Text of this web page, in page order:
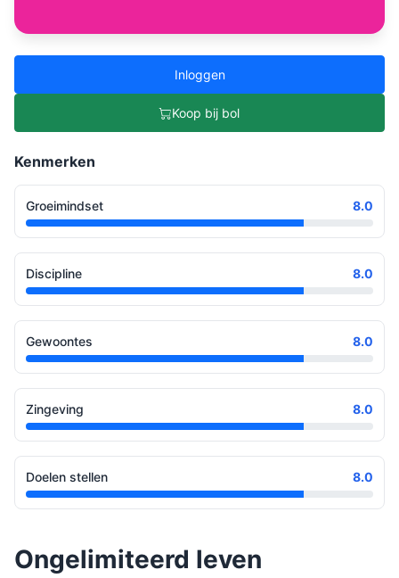
Inloggen
Koop bij bol
Kenmerken
Groeimindset 8.0
Discipline 8.0
Gewoontes 8.0
Zingeving 8.0
Doelen stellen 8.0
Ongelimiteerd leven